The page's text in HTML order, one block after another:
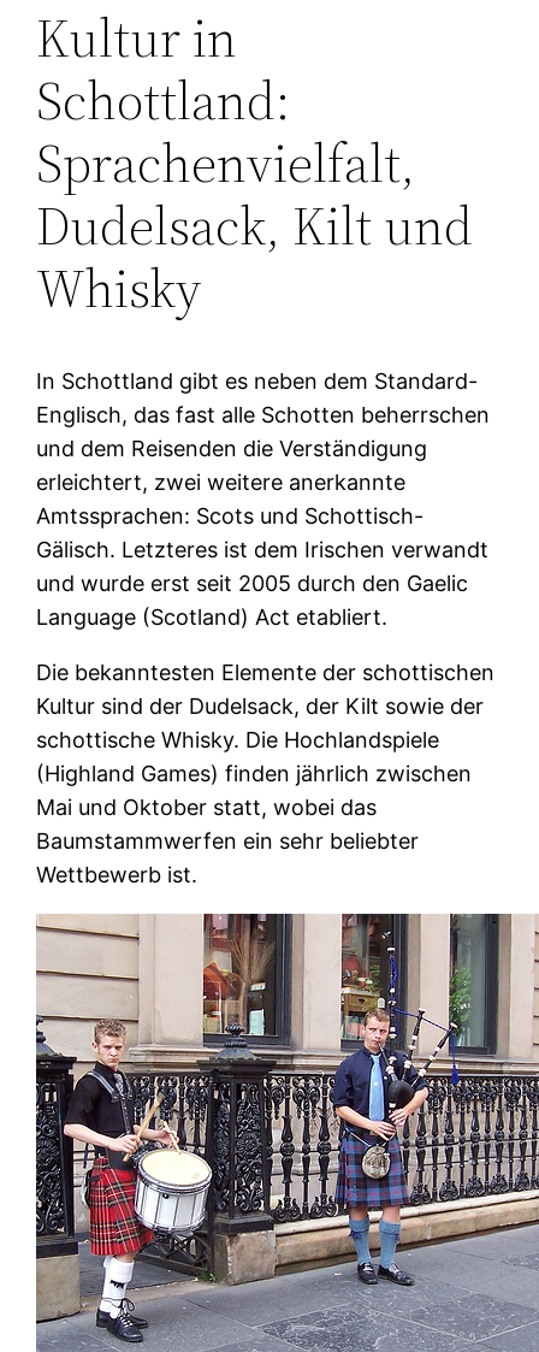
Kultur in
Schottland:
Sprachenvielfalt,
Dudelsack, Kilt und
Whisky
In Schottland gibt es neben dem Standard-
Englisch, das fast alle Schotten beherrschen
und dem Reisenden die Verständigung
erleichtert, zwei weitere anerkannte
Amtssprachen: Scots und Schottisch-
Gälisch. Letzteres ist dem Irischen verwandt
und wurde erst seit 2005 durch den Gaelic
Language (Scotland) Act etabliert.
Die bekanntesten Elemente der schottischen
Kultur sind der Dudelsack, der Kilt sowie der
schottische Whisky. Die Hochlandspiele
(Highland Games) finden jährlich zwischen
Mai und Oktober statt, wobei das
Baumstammwerfen ein sehr beliebter
Wettbewerb ist.